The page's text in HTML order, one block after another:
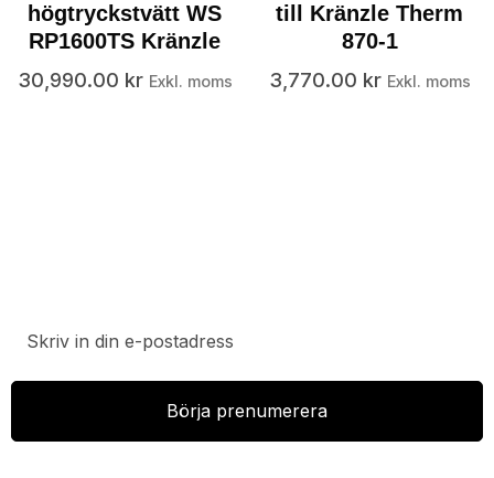
högtryckstvätt WS
RP1600TS Kränzle
30,990.00 kr Exkl. moms
till Kränzle Therm
870-1
3,770.00 kr Exkl. moms